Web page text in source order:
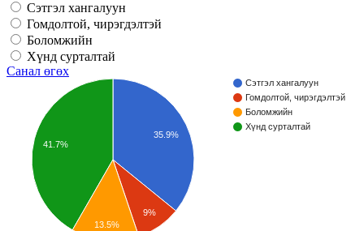
Сэтгэл хангалуун
Гомдолтой, чирэгдэлтэй
Боломжийн
Хүнд сурталтай
Санал өгөх
Сэтгэл хангалуун
Гомдолтой, чирэгдэлтэй
Боломжийн
Хүнд сурталтай
35.9%
9%
41.7%
13.5%